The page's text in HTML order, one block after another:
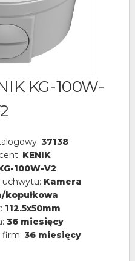
KG-100W-
37138
KENIK
100W-V2
uchwytu: Kamera
kopułkowa
112.5x50mm
36 miesięcy
firm: 36 miesięcy